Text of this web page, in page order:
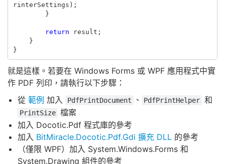
rinterSettings );
}
return result ;
}
}
就是這樣。若要在 Windows Forms 或 WPF 應用程式中實
作 PDF 列印，請執行以下步驟：
從 範例 加入 PdfPrintDocument 、 PdfPrintHelper 和
PrintSize 檔案
加入 Docotic.Pdf 程式庫的參考
加入 BitMiracle.Docotic.Pdf.Gdi 擴充 DLL 的參考
（僅限 WPF）加入 System.Windows.Forms 和
System.Drawing 組件的參考